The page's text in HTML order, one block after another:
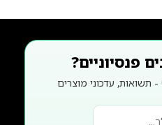
פנסיוניים?
תשואות, עדכוני מוצרים